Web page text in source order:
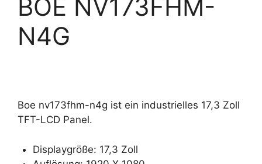
BOE NV173FHM-
N4G
Boe nv173fhm-n4g ist ein industrielles 17,3 Zoll
TFT-LCD Panel.
Displaygröße: 17,3 Zoll